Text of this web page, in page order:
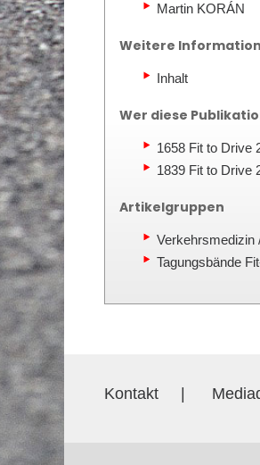
Martin KORÁN
Weitere
Inhalt
Wer diese
1658 Fit to Drive
1839 Fit to Drive
Artikelgruppen
Verkehrsmedizin
Tagungsbände
Kontakt